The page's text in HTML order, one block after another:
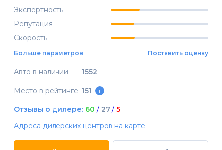
Экспертность
Репутация
Скорость
Больше параметров Поставить оценку
Авто в наличии 1552
Место в рейтинге 151 i
Отзывы о дилере: 60 / 27 / 5
Адреса дилерских центров на карте